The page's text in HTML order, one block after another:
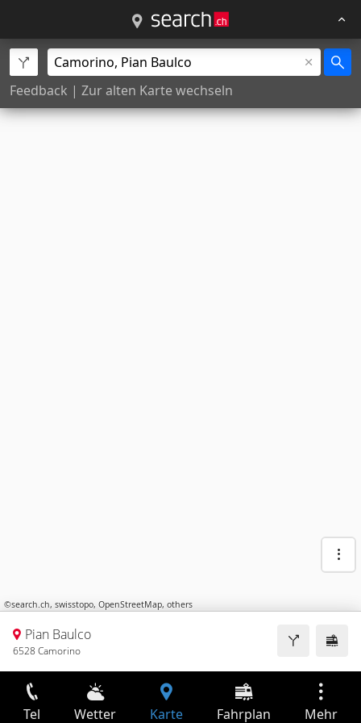
Feedback | Zur alten Karte wechseln
©search.ch, swisstopo, OpenStreetMap, others
Pian Baulco
6528 Camorino
Tel Wetter Karte Fahrplan Mehr